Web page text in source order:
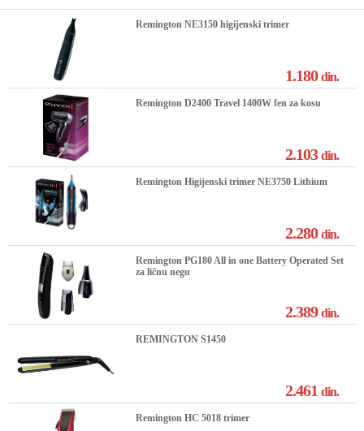
Remington NE3150 higijenski trimer
1.180din.
Remington D2400 Travel 1400W fen za kosu
2.103din.
Remington Higijenski trimer NE3750 Lithium
2.280din.
Remington PG180 All in one Battery Operated Set
za ličnu negu
2.389din.
REMINGTON S1450
2.461din.
Remington HC 5018 trimer